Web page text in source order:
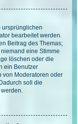
ursprünglichen
bearbeitet werden.
Beitrag des Themas;
eine Stimme
löschen oder die
ein Benutzer
von Moderatoren oder
soll die